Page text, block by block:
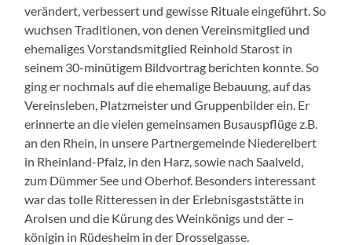
verändert, verbessert und gewisse Rituale eingeführt. So
wuchsen Traditionen, von denen Vereinsmitglied und
ehemaliges Vorstandsmitglied Reinhold Starost in
seinem 30-minütigem Bildvortrag berichten konnte. So
ging er nochmals auf die ehemalige Bebauung, auf das
Vereinsleben, Platzmeister und Gruppenbilder ein. Er
erinnerte an die vielen gemeinsamen Busauspflüge z.B.
an den Rhein, in unsere Partnergemeinde Niederelbert
in Rheinland-Pfalz, in den Harz, sowie nach Saalveld,
zum Dümmer See und Oberhof. Besonders interessant
war das tolle Ritteressen in der Erlebnisgaststätte in
Arolsen und die Kürung des Weinkönigs und der –
königin in Rüdesheim in der Drosselgasse.